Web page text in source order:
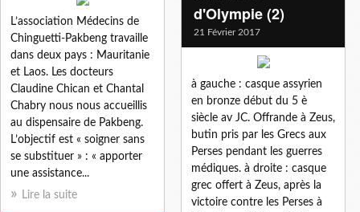
L’association Médecins de
Chinguetti-Pakbeng travaille
dans deux pays : Mauritanie
et Laos. Les docteurs
Claudine Chican et Chantal
Chabry nous nous accueillis
au dispensaire de Pakbeng.
L’objectif est « soigner sans
se substituer » : « apporter
une assistance...
Lire la suite
d'Olympie (2)
21 Février 2017
à gauche : casque assyrien
en bronze début du 5 è
siècle av JC. Offrande à Zeus,
butin pris par les Grecs aux
Perses pendant les guerres
médiques. à droite : casque
grec offert à Zeus, après la
victoire contre les Perses à